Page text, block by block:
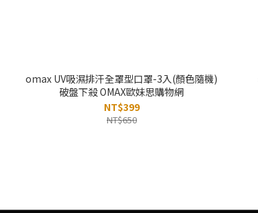
omax UV吸濕排汗全罩型口罩-3入(顏色隨機)
破盤下殺 OMAX歐妹思購物網
NT$399
NT$650